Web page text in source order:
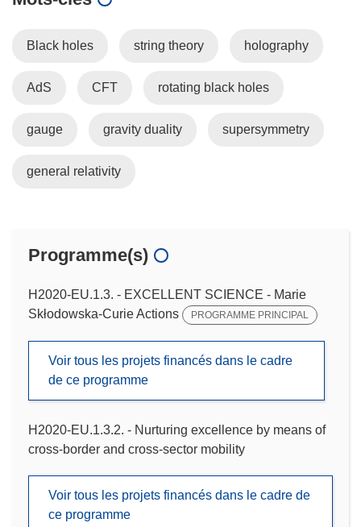
Black holes string theory holography
AdS CFT rotating black holes
gauge gravity duality supersymmetry
general relativity
Programme(s)
H2020-EU.1.3. - EXCELLENT SCIENCE - Marie
Skłodowska-Curie Actions
PROGRAMME PRINCIPAL
Voir tous les projets financés dans le cadre
de ce programme
H2020-EU.1.3.2. - Nurturing excellence by means of
cross-border and cross-sector mobility
Voir tous les projets financés dans le cadre de
ce programme